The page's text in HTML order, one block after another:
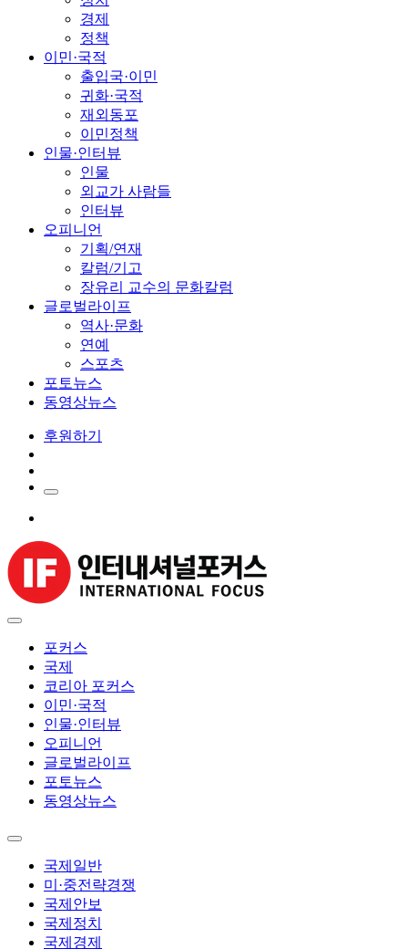
경제
정책
이민·국적
출입국·이민
귀화·국적
재외동포
이민정책
인물·인터뷰
인물
외교가 사람들
인터뷰
오피니언
기획/연재
칼럼/기고
장유리 교수의 문화칼럼
글로벌라이프
역사·문화
연예
스포츠
포토뉴스
동영상뉴스
후원하기
포커스
국제
코리아 포커스
이민·국적
인물·인터뷰
오피니언
글로벌라이프
포토뉴스
동영상뉴스
국제일반
미·중전략경쟁
국제안보
국제정치
국제경제